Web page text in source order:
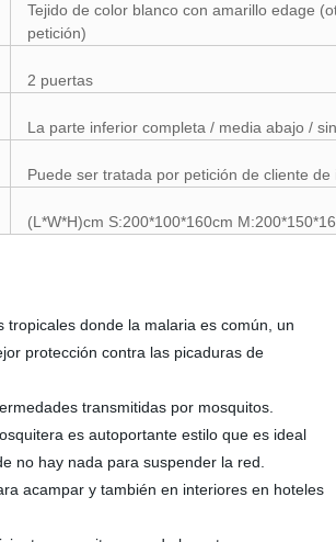
Tejido de color blanco con amarillo edage
petición)
2 puertas
La parte inferior completa / media abajo /
Puede ser tratada por petición de cliente de
(L*W*H)cm S:200*100*160cm
tropicales donde la malaria es común, un
protección contra las picaduras de
transmitidas por mosquitos.
es autoportante estilo que es ideal
no hay nada para suspender la red.
acampar y también en interiores en hoteles